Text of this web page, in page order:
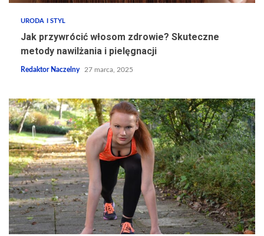
URODA I STYL
Jak przywrócić włosom zdrowie? Skuteczne
metody nawilżania i pielęgnacji
Redaktor Naczelny 27 marca, 2025